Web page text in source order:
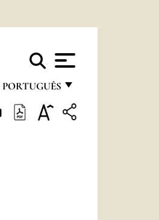
PORTUGUÊS
FRANÇAIS